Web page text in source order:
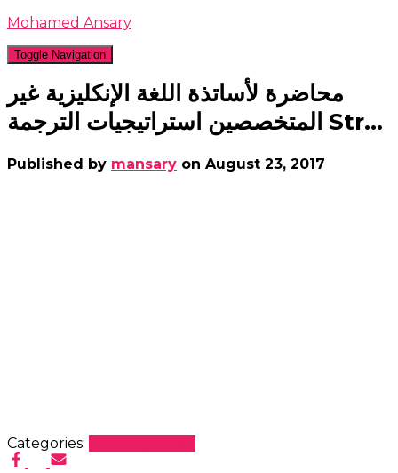
Mohamed Ansary
Toggle Navigation
محاضرة لأساتذة اللغة الإنكليزية غير
المتخصصين استراتيجيات الترجمة Str…
Published by mansary on August 23, 2017
Categories: